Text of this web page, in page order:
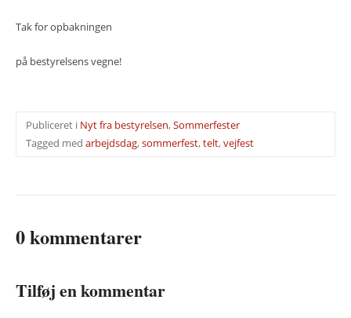
Tak for opbakningen
på bestyrelsens vegne!
Publiceret i Nyt fra bestyrelsen,Sommerfester
Tagged med arbejdsdag,sommerfest,telt,vejfest
0 kommentarer
Tilføj en kommentar